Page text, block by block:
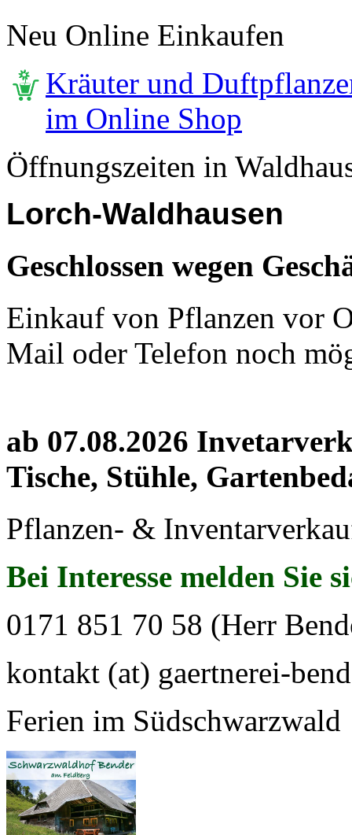
Neu Online Einkaufen
Kräuter und
im Online Shop
Öffnungszeiten in
Lorch-Waldhausen
Geschlossen wegen
Einkauf von Pflanzen vor
Mail oder Telefon noch
ab 07.08.2026
Tische, Stühle,
Pflanzen- &
Bei Interesse melden Sie
0171 851 70 58 (Herr
kontakt (at) gaertnerei-
Ferien im Südschwarzwald